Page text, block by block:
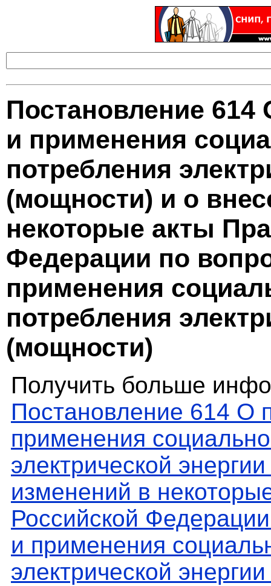
Постановление 614
и применения
потребления
(мощности) и о
некоторые акты
Федерации по
применения
потребления
(мощности)
Получить больше
Постановление 614 О
применения
электрической
изменений в
Российской
и применения
электрической